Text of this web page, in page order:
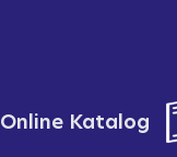
Online Katalog